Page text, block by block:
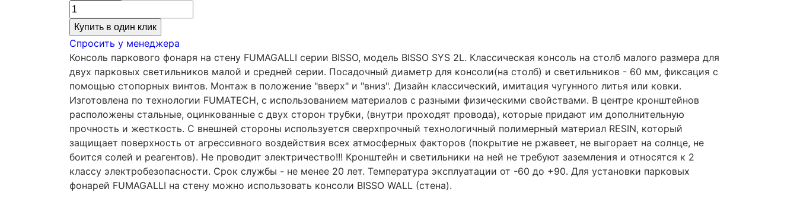
Купить в один клик
Спросить у менеджера
Консоль паркового фонаря на стену FUMAGALLI серии BISSO, модель BISSO SYS 2L. Классическая консоль на столб малого размера для
двух парковых светильников малой и средней серии. Посадочный диаметр для консоли(на столб) и светильников - 60 мм, фиксация с
помощью стопорных винтов. Монтаж в положение "вверх" и "вниз". Дизайн классический, имитация чугунного литья или ковки.
Изготовлена по технологии FUMATECH, с использованием материалов с разными физическими свойствами. В центре кронштейнов
расположены стальные, оцинкованные с двух сторон трубки, (внутри проходят провода), которые придают им дополнительную
прочность и жесткость. С внешней стороны используется сверхпрочный технологичный полимерный материал RESIN, который
защищает поверхность от агрессивного воздействия всех атмосферных факторов (покрытие не ржавеет, не выгорает на солнце, не
боится солей и реагентов). Не проводит электричество!!! Кронштейн и светильники на ней не требуют заземления и относятся к 2
классу электробезопасности. Срок службы - не менее 20 лет. Температура эксплуатации от -60 до +90. Для установки парковых
фонарей FUMAGALLI на стену можно использовать консоли BISSO WALL (стена).